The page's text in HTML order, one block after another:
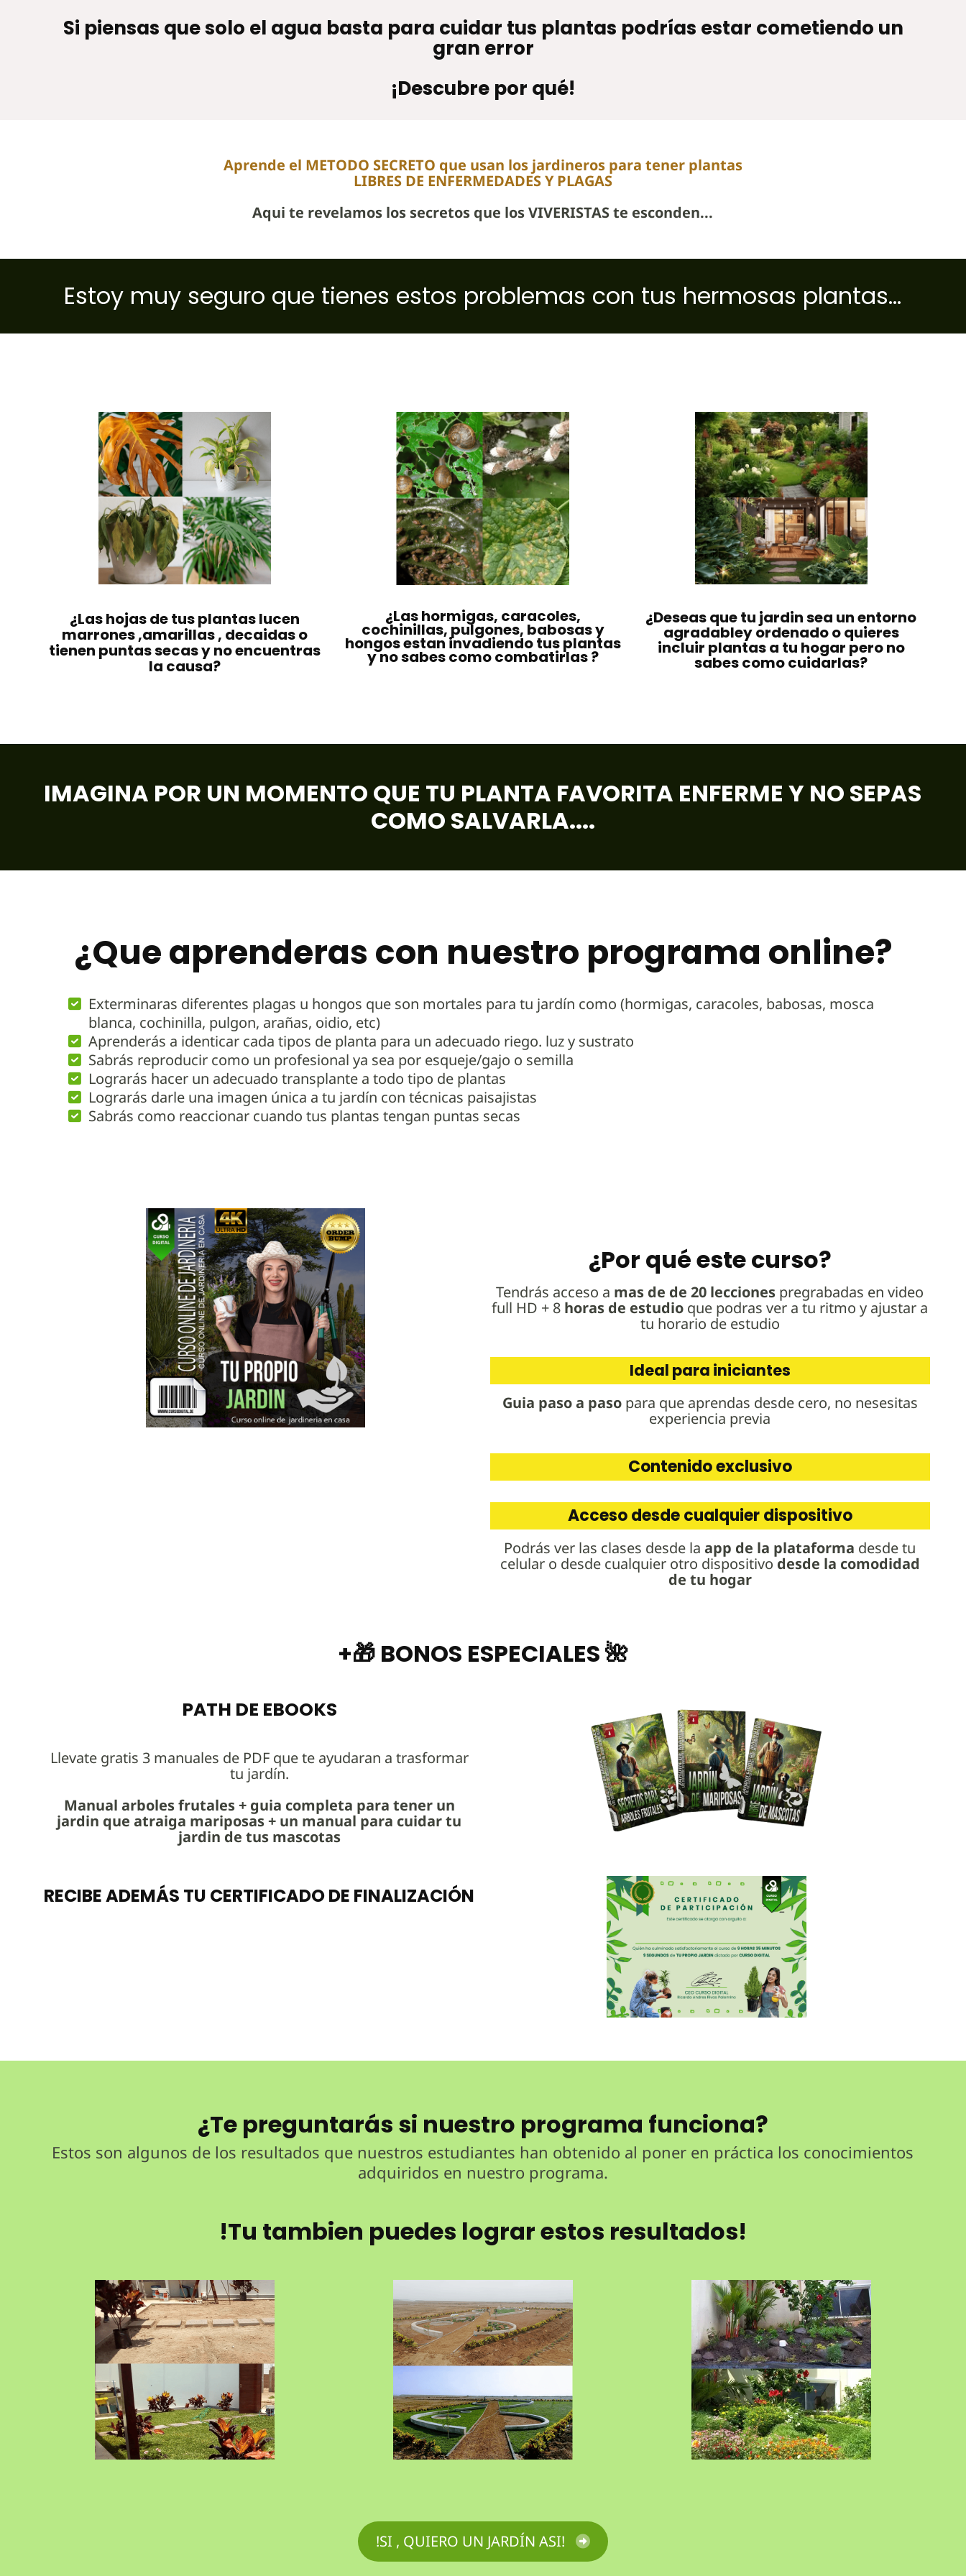
Si piensas que solo el agua basta para cuidar tus plantas podrías estar cometiendo un
gran error
¡Descubre por qué!
Aprende el METODO SECRETO que usan los jardineros para tener plantas
LIBRES DE ENFERMEDADES Y PLAGAS
Aqui te revelamos los secretos que los VIVERISTAS te esconden...
Estoy muy seguro que tienes estos problemas con tus hermosas plantas...
¿Las hojas de tus plantas lucen
marrones ,amarillas , decaidas o
tienen puntas secas y no encuentras
la causa?
¿Las hormigas, caracoles,
cochinillas, pulgones, babosas y
hongos estan invadiendo tus plantas
y no sabes como combatirlas ?
¿Deseas que tu jardin sea un entorno
agradabley ordenado o quieres
incluir plantas a tu hogar pero no
sabes como cuidarlas?
IMAGINA POR UN MOMENTO QUE TU PLANTA FAVORITA ENFERME Y NO SEPAS
COMO SALVARLA....
¿Que aprenderas con nuestro programa online?
Exterminaras diferentes plagas u hongos que son mortales para tu jardín como (hormigas, caracoles, babosas, mosca
blanca, cochinilla, pulgon, arañas, oidio, etc)
Aprenderás a identicar cada tipos de planta para un adecuado riego. luz y sustrato
Sabrás reproducir como un profesional ya sea por esqueje/gajo o semilla
Lograrás hacer un adecuado transplante a todo tipo de plantas
Lograrás darle una imagen única a tu jardín con técnicas paisajistas
Sabrás como reaccionar cuando tus plantas tengan puntas secas
¿Por qué este curso?
Tendrás acceso a mas de de 20 lecciones pregrabadas en video
full HD + 8 horas de estudio que podras ver a tu ritmo y ajustar a
tu horario de estudio
Ideal para iniciantes
Guia paso a pasopara que aprendas desde cero, no nesesitas
experiencia previa
Contenido exclusivo
Acceso desde cualquier dispositivo
Podrás ver las clases desde laapp de la plataforma desde tu
celular o desde cualquier otro dispositivo desde la comodidad
de tu hogar
+🎁 BONOS ESPECIALES 🌺
PATH DE EBOOKS
Llevate gratis 3 manuales de PDF que te ayudaran a trasformar
tu jardín.
Manual arboles frutales + guia completa para tener un
jardin que atraiga mariposas + un manual para cuidar tu
jardin de tus mascotas
RECIBE ADEMÁS TU CERTIFICADO DE FINALIZACIÓN
¿Te preguntarás si nuestro programa funciona?
Estos son algunos de los resultados que nuestros estudiantes han obtenido al poner en práctica los conocimientos
adquiridos en nuestro programa.
!Tu tambien puedes lograr estos resultados!
!SI , QUIERO UN JARDÍN ASI!